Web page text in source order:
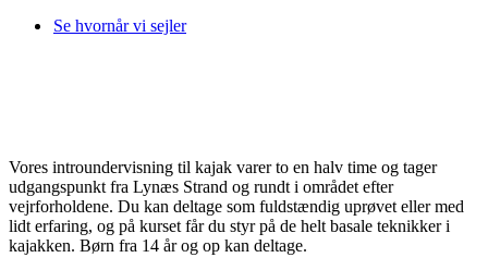
Se hvornår vi sejler
Vores introundervisning til kajak varer to en halv time og tager
udgangspunkt fra Lynæs Strand og rundt i området efter
vejrforholdene. Du kan deltage som fuldstændig uprøvet eller med
lidt erfaring, og på kurset får du styr på de helt basale teknikker i
kajakken. Børn fra 14 år og op kan deltage.